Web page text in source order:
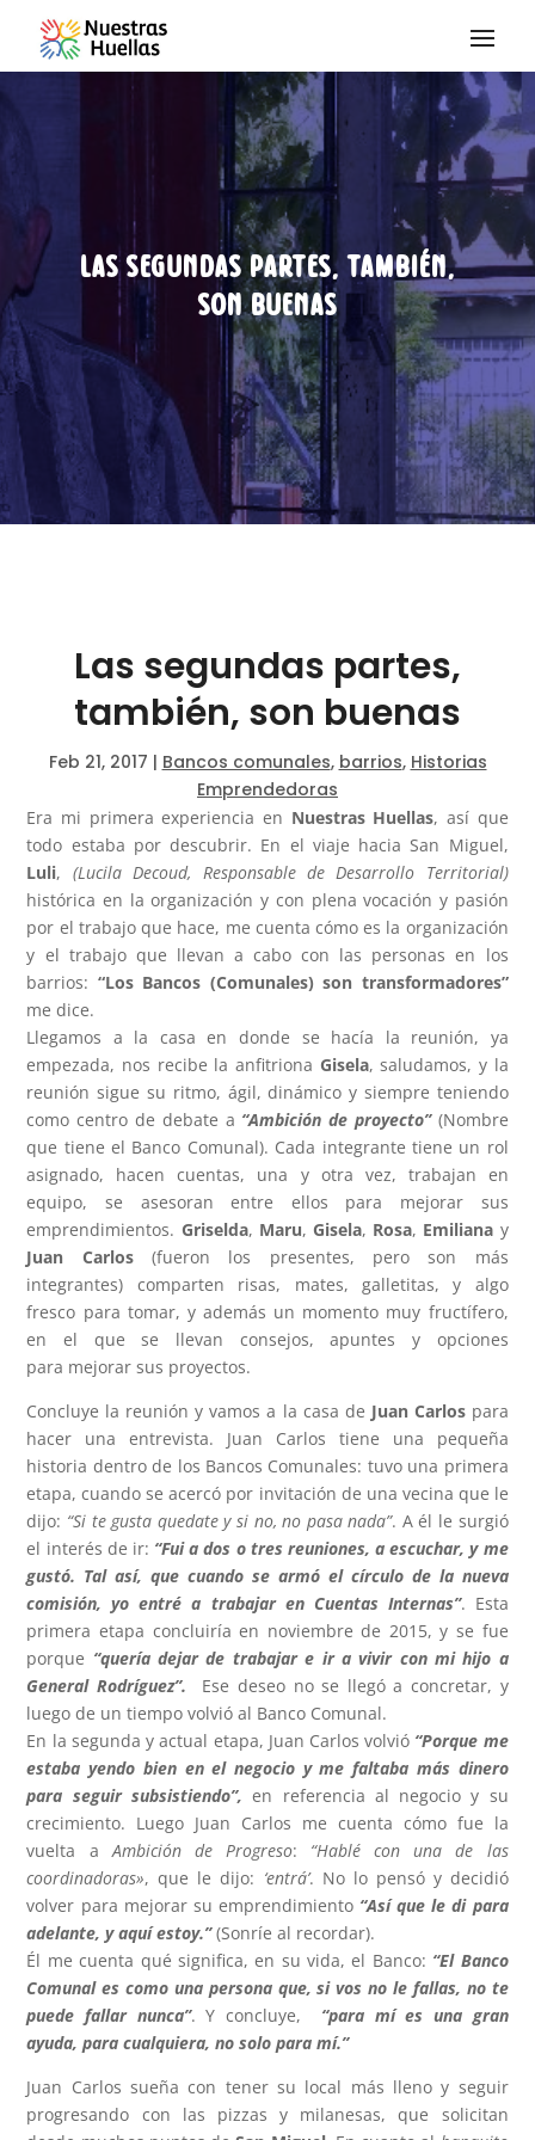
Saltar al contenido
Las segundas partes, también,
son buenas
Las segundas partes,
también, son buenas
Feb 21, 2017 | Bancos comunales, barrios, Historias
Emprendedoras
Era mi primera experiencia en Nuestras Huellas, así que
todo estaba por descubrir. En el viaje hacia San Miguel,
Luli, (Lucila Decoud, Responsable de Desarrollo Territorial)
histórica en la organización y con plena vocación y pasión
por el trabajo que hace, me cuenta cómo es la organización
y el trabajo que llevan a cabo con las personas en los
barrios: “Los Bancos (Comunales) son transformadores”
me dice.
Llegamos a la casa en donde se hacía la reunión, ya
empezada, nos recibe la anfitriona Gisela, saludamos, y la
reunión sigue su ritmo, ágil, dinámico y siempre teniendo
como centro de debate a “Ambición de proyecto”(Nombre
que tiene el Banco Comunal). Cada integrante tiene un rol
asignado, hacen cuentas, una y otra vez, trabajan en
equipo, se asesoran entre ellos para mejorar sus
emprendimientos. Griselda, Maru, Gisela, Rosa, Emiliana y
Juan Carlos(fueron los presentes, pero son más
integrantes) comparten risas, mates, galletitas, y algo
fresco para tomar, y además un momento muy fructífero,
en el que se llevan consejos, apuntes y opciones
para mejorar sus proyectos.
Concluye la reunión y vamos a la casa de Juan Carlospara
hacer una entrevista. Juan Carlos tiene una pequeña
historia dentro de los Bancos Comunales: tuvo una primera
etapa, cuando se acercó por invitación de una vecina que le
dijo: “Si te gusta quedate y si no, no pasa nada”. A él le surgió
el interés de ir: “Fui a dos o tres reuniones, a escuchar, y me
gustó. Tal así, que cuando se armó el círculo de la nueva
comisión, yo entré a trabajar en Cuentas Internas”. Esta
primera etapa concluiría en noviembre de 2015, y se fue
porque “quería dejar de trabajar e ir a vivir con mi hijo a
General Rodríguez”. Ese deseo no se llegó a concretar, y
luego de un tiempo volvió al Banco Comunal.
En la segunda y actual etapa, Juan Carlos volvió “Porque me
estaba yendo bien en el negocio y me faltaba más dinero
para seguir subsistiendo”, en referencia al negocio y su
crecimiento. Luego Juan Carlos me cuenta cómo fue la
vuelta aAmbición de Progreso: “Hablé con una de las
coordinadoras», que le dijo: ‘entrá’. No lo pensó y decidió
volver para mejorar su emprendimiento “Así que le di para
adelante, y aquí estoy.”(Sonríe al recordar).
Él me cuenta qué significa, en su vida, el Banco: “El Banco
Comunal es como una persona que, si vos no le fallas, no te
puede fallar nunca”. Y concluye, “para mí es una gran
ayuda, para cualquiera, no solo para mí.”
Juan Carlos sueña con tener su local más lleno y seguir
progresando con las pizzas y milanesas, que solicitan